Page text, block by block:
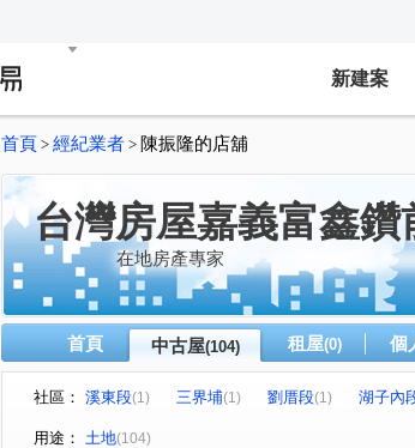
新建案
首頁 > 經紀業者 > 陳振隆的店舖
台灣房屋嘉義富鑫鑽
在地房產專家
首頁 中古屋(104) 租屋(0) 個
社區： 溪東段(1) 三界埔(1) 劉厝段(1) 湖子內
好收段
用途： 土地(104)